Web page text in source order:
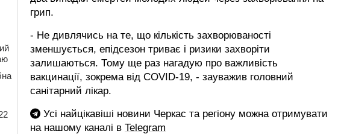
грип.
- Не дивлячись на те, що кількість захворюваності
зменшується, епідсезон триває і ризики захворіти
залишаються. Тому ще раз нагадую про важливість
вакцинації, зокрема від COVID-19, - зауважив головний
санітарний лікар.
Усі найцікавіші новини Черкас та регіону можна отримувати
на нашому каналі в Telegram